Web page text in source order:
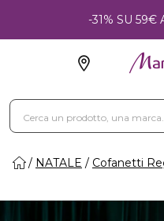
-31% SU 59€
NATALE Cofanetti